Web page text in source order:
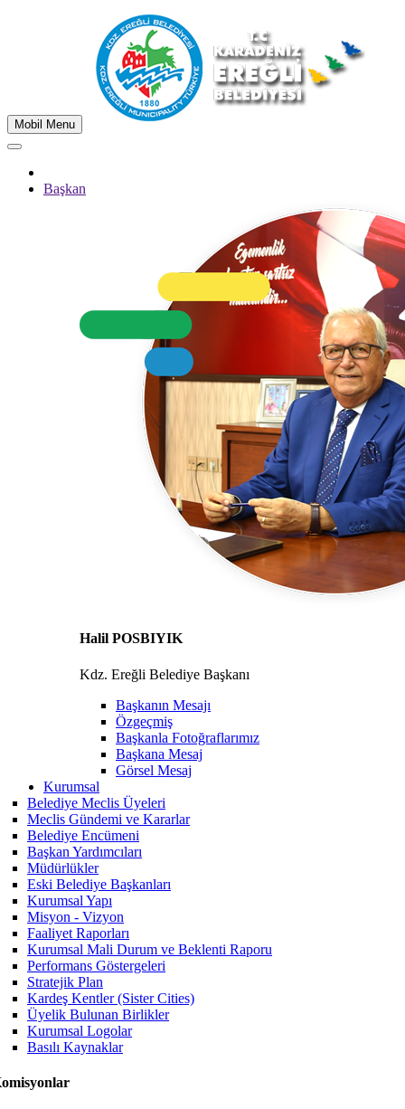
Mobil Menu
Başkan
Halil POSBIYIK
Kdz. Ereğli Belediye Başkanı
Başkanın Mesajı
Özgeçmiş
Başkanla Fotoğraflarımız
Başkana Mesaj
Görsel Mesaj
Kurumsal
Belediye Meclis Üyeleri
Meclis Gündemi ve Kararlar
Belediye Encümeni
Başkan Yardımcıları
Müdürlükler
Eski Belediye Başkanları
Kurumsal Yapı
Misyon - Vizyon
Faaliyet Raporları
Kurumsal Mali Durum ve Beklenti Raporu
Performans Göstergeleri
Stratejik Plan
Kardeş Kentler (Sister Cities)
Üyelik Bulunan Birlikler
Kurumsal Logolar
Basılı Kaynaklar